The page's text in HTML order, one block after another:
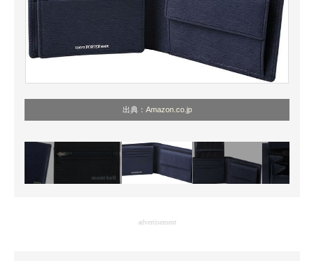
出典： Amazon.co.jp
advertisement